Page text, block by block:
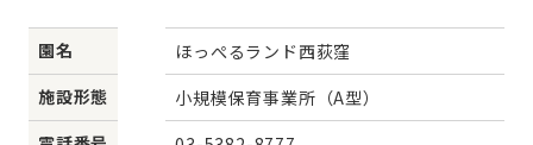
園名
ほっぺるランド西荻窪
施設形態
小規模保育事業所（A型）